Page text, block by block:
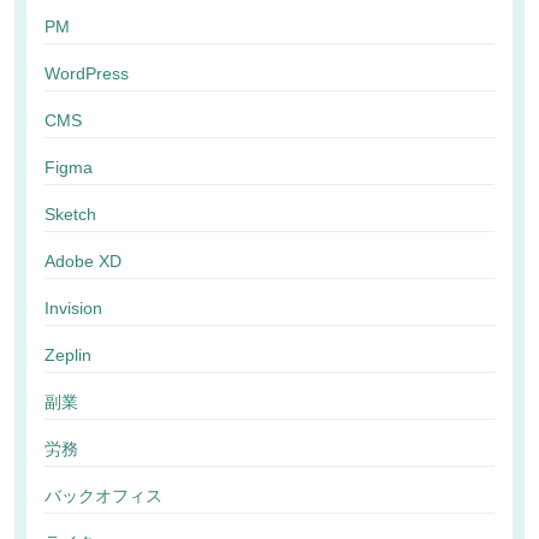
PM
WordPress
CMS
Figma
Sketch
Adobe XD
Invision
Zeplin
副業
労務
バックオフィス